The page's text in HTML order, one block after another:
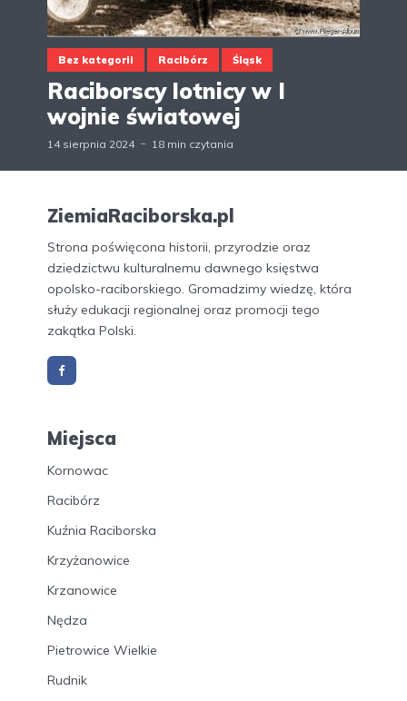
Bez kategorii Racibórz Śląsk
Raciborscy lotnicy w I
wojnie światowej
14 sierpnia 2024 18 min czytania
ZiemiaRaciborska.pl
Strona poświęcona historii, przyrodzie oraz
dziedzictwu kulturalnemu dawnego księstwa
opolsko-raciborskiego. Gromadzimy wiedzę, która
służy edukacji regionalnej oraz promocji tego
zakątka Polski.
Miejsca
Kornowac
Racibórz
Kuźnia Raciborska
Krzyżanowice
Krzanowice
Nędza
Pietrowice Wielkie
Rudnik